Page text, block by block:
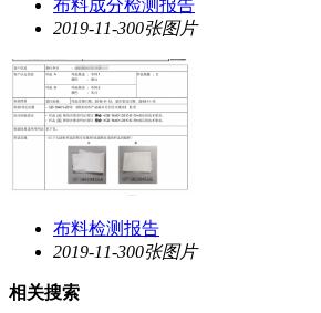
布料成分检测报告
2019-11-300张图片
布料检测报告
2019-11-300张图片
相关搜索